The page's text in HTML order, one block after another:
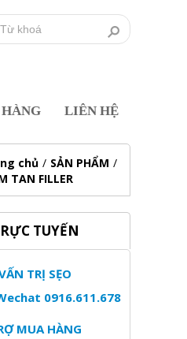
LIÊN HỆ
chủ / SẢN PHẨM /
TAN FILLER
TUYẾN
TRỊ SẸO
0916.611.678
MUA HÀNG